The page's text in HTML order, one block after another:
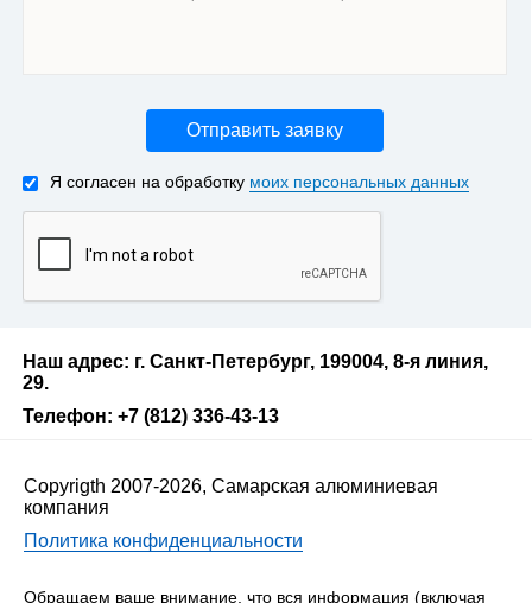
Отправить заявку
Я согласен на обработку моих персональных данных
Наш адрес: г. Санкт-Петербург, 199004, 8-я линия,
29.
Телефон: +7 (812) 336-43-13
Copyrigth 2007-2026, Самарская алюминиевая
компания
Политика конфиденциальности
Обращаем ваше внимание, что вся информация (включая